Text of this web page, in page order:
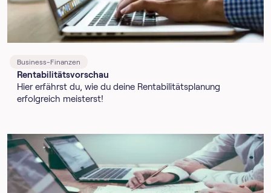
Business-Finanzen
Rentabilitätsvorschau
Hier erfährst du, wie du deine Rentabilitätsplanung
erfolgreich meisterst!